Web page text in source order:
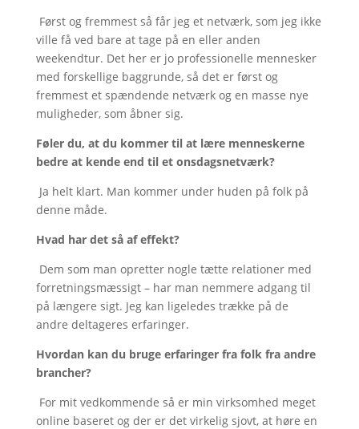
Først og fremmest så får jeg et netværk, som jeg ikke
ville få ved bare at tage på en eller anden
weekendtur. Det her er jo professionelle mennesker
med forskellige baggrunde, så det er først og
fremmest et spændende netværk og en masse nye
muligheder, som åbner sig.
Føler du, at du kommer til at lære menneskerne
bedre at kende end til et onsdagsnetværk?
Ja helt klart. Man kommer under huden på folk på
denne måde.
Hvad har det så af effekt?
Dem som man opretter nogle tætte relationer med
forretningsmæssigt – har man nemmere adgang til
på længere sigt. Jeg kan ligeledes trække på de
andre deltageres erfaringer.
Hvordan kan du bruge erfaringer fra folk fra andre
brancher?
For mit vedkommende så er min virksomhed meget
online baseret og der er det virkelig sjovt, at høre en